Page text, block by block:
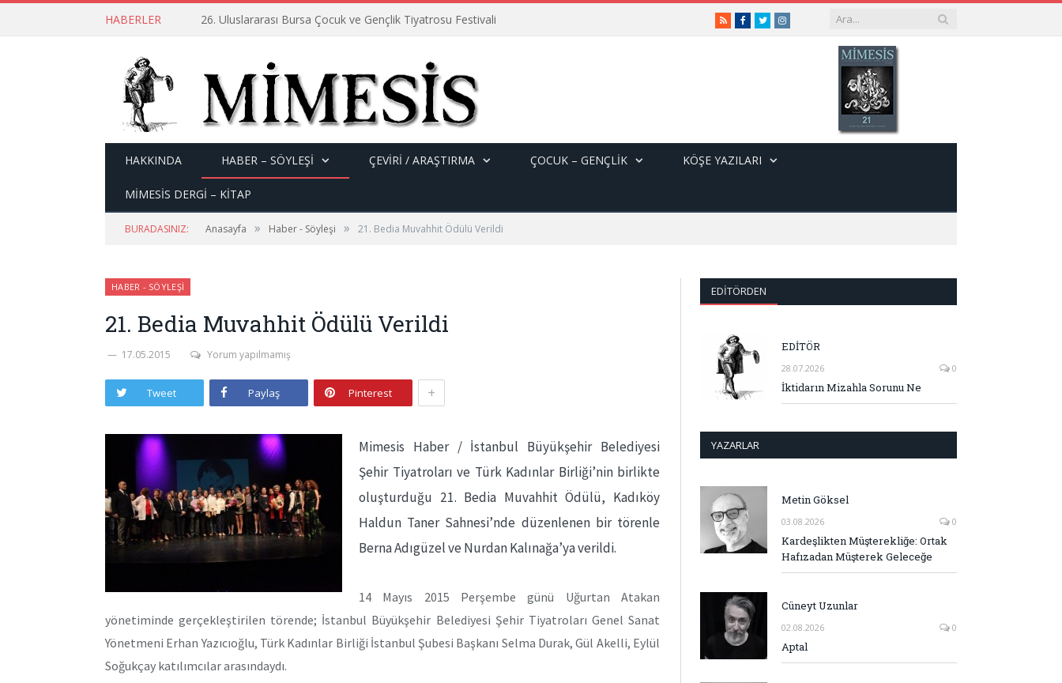
HABERLER 26. Uluslararası Bursa Çocuk ve Gençlik Tiyatrosu Festivali RSSFacebook
TwitterInstagram
HAKKINDA HABER – SÖYLEŞI ÇEVİRİ / ARAŞTIRMA ÇOCUK – GENÇLIK KÖŞE YAZILARI
MİMESİS DERGİ – KİTAP
BURADASINIZ: Anasayfa » Haber - Söyleşi » 21. Bedia Muvahhit Ödülü Verildi
HABER - SÖYLEŞI
21. Bedia Muvahhit Ödülü Verildi
17.05.2015 Yorum yapılmamış
Tweet Paylaş Pinterest +
Mimesis Haber / İstanbul Büyükşehir Belediyesi
Şehir Tiyatroları ve Türk Kadınlar Birliği’nin birlikte
oluşturduğu 21. Bedia Muvahhit Ödülü, Kadıköy
Haldun Taner Sahnesi’nde düzenlenen bir törenle
Berna Adıgüzel ve Nurdan Kalınağa’ya verildi.
14 Mayıs 2015 Perşembe günü Uğurtan Atakan
yönetiminde gerçekleştirilen törende; İstanbul Büyükşehir Belediyesi Şehir Tiyatroları Genel Sanat
Yönetmeni Erhan Yazıcıoğlu, Türk Kadınlar Birliği İstanbul Şubesi Başkanı Selma Durak, Gül Akelli, Eylül
Soğukçay katılımcılar arasındaydı.
EDITÖRDEN
EDİTÖR
28.07.2026 0
İktidarın Mizahla Sorunu Ne
YAZARLAR
Metin Göksel
03.08.2026 0
Kardeşlikten Müşterekliğe: Ortak
Hafızadan Müşterek Geleceğe
Cüneyt Uzunlar
02.08.2026 0
Aptal